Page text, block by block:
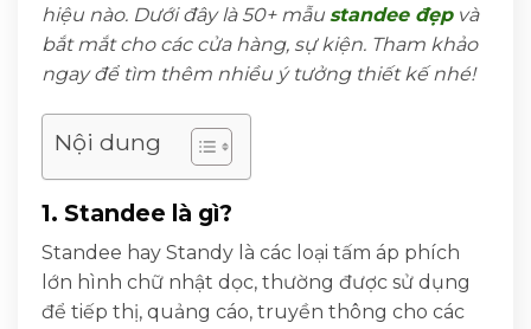
hiệu nào. Dưới đây là 50+ mẫu standee đẹpvà
bắt mắt cho các cửa hàng, sự kiện. Tham khảo
ngay để tìm thêm nhiều ý tưởng thiết kế nhé!
Nội dung
1. Standee là gì?
Standee hay Standy là các loại tấm áp phích
lớn hình chữ nhật dọc, thường được sử dụng
để tiếp thị, quảng cáo, truyền thông cho các